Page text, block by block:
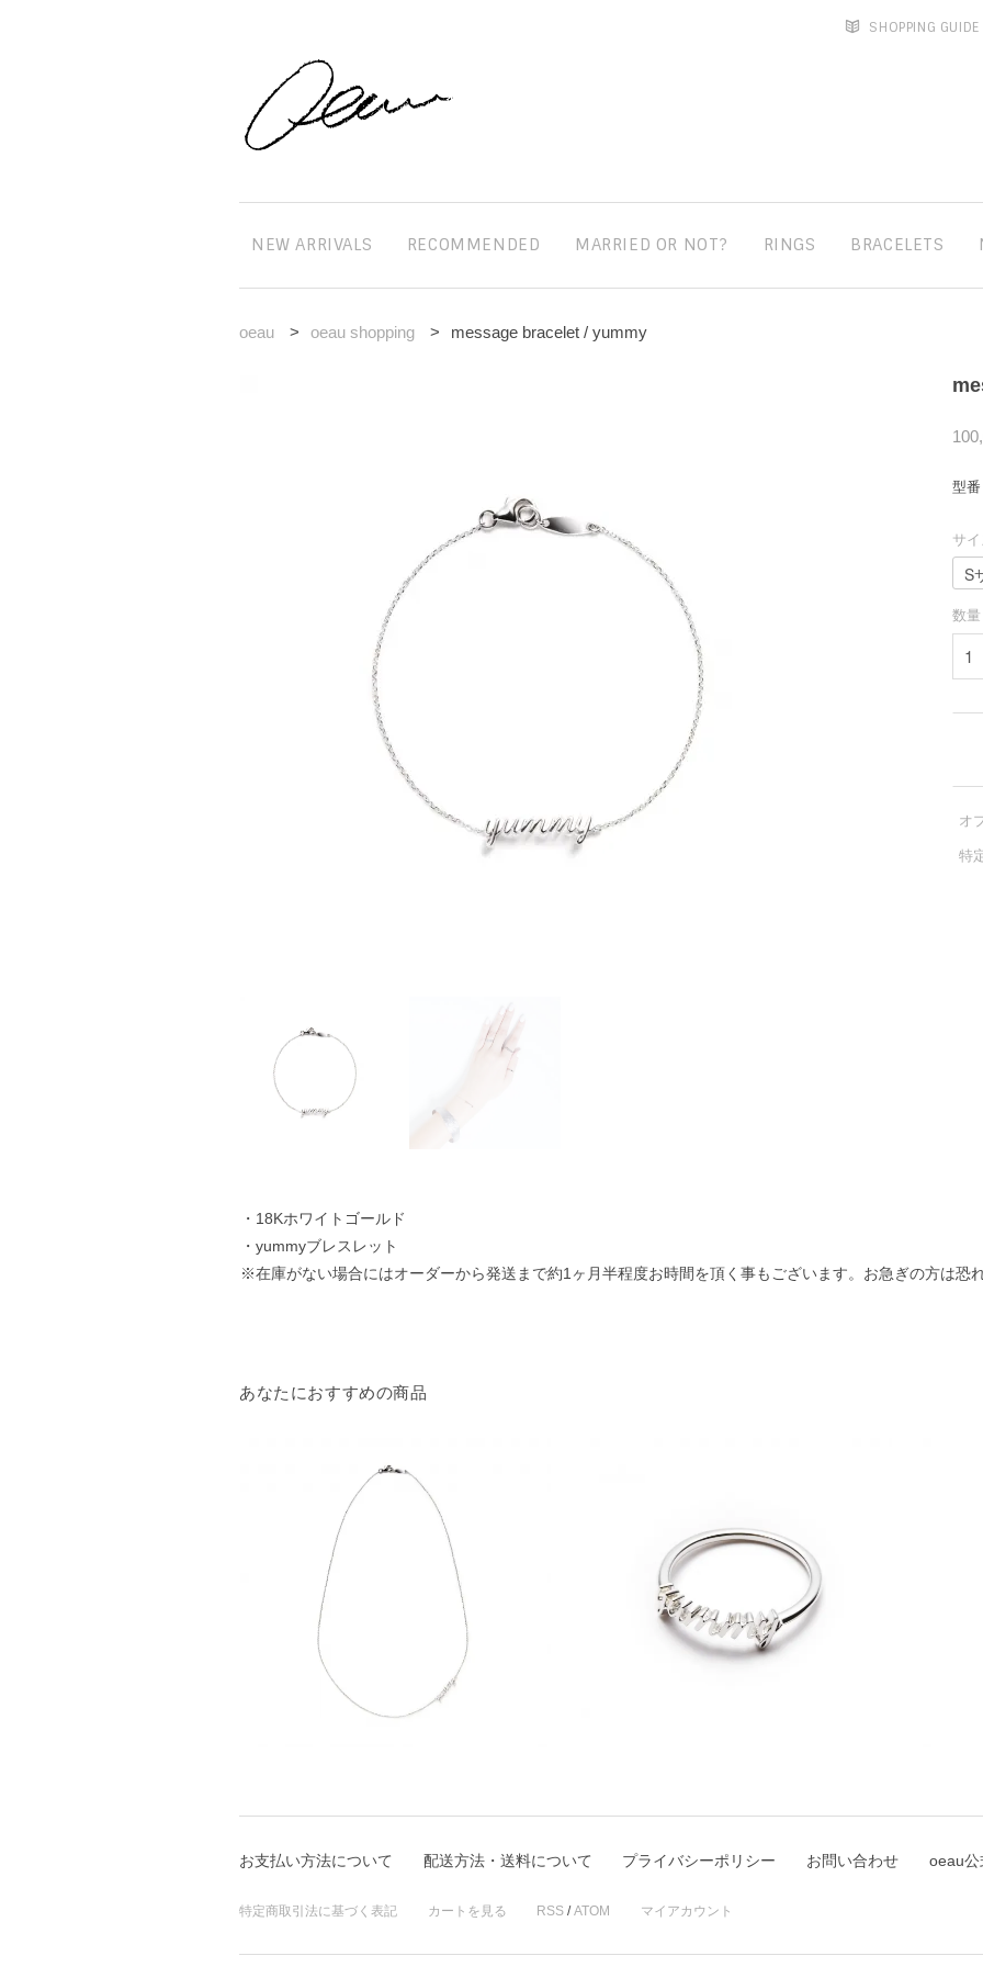
SHOPPING GUIDE
NEW ARRIVALS RECOMMENDED MARRIED OR NOT? RINGS BRACELETS
oeau > oeau shopping > message bracelet / yummy
型番
サ
数量
オ
特
・18Kホワイトゴールド
・yummyブレスレット
※在庫がない場合にはオーダーから発送まで約1ヶ月半程度お時間を頂く事もございます。お急ぎの方は恐
あなたにおすすめの商品
お支払い方法について 配送方法・送料について プライバシーポリシー お問い合わせ oeau公
特定商取引法に基づく表記 カートを見る RSS /ATOM マイアカウント